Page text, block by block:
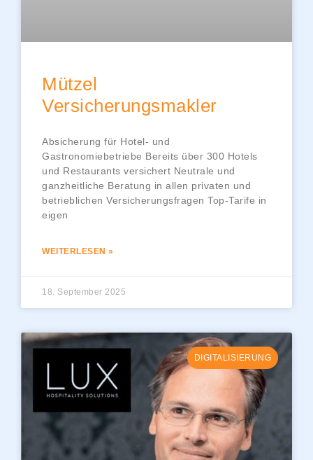
Mützel
Versicherungsmakler
Absicherung für Hotel- und
Gastronomiebetriebe Bereits über 300 Hotels
und Restaurants versichert Neutrale und
ganzheitliche Beratung in allen privaten und
betrieblichen Versicherungsfragen Top-Tarife in
eigen
WEITERLESEN »
18. September 2025
DIGITALISIERUNG